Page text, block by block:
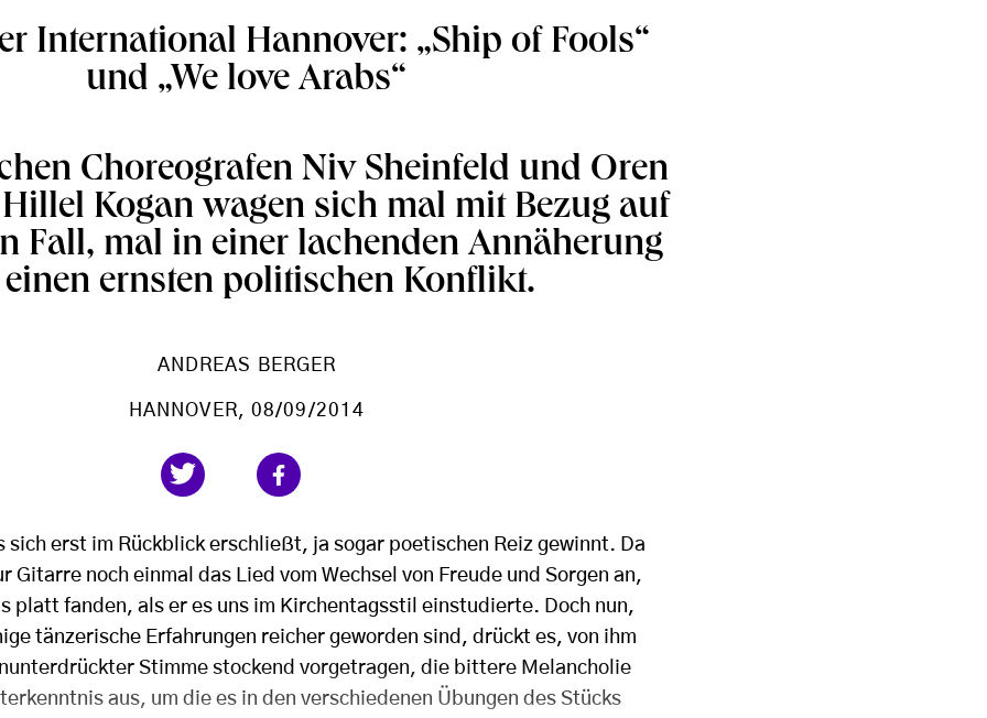
International Hannover: „Ship of Fools“
und „We love Arabs“
Choreografen Niv Sheinfeld und Oren
Kogan wagen sich mal mit Bezug auf
Fall, mal in einer lachenden Annäherung
ernsten politischen Konflikt.
ANDREAS BERGER
HANNOVER, 08/09/2014
sich erst im Rückblick erschließt, ja sogar poetischen Reiz gewinnt. Da
Gitarre noch einmal das Lied vom Wechsel von Freude und Sorgen an,
platt fanden, als er es uns im Kirchentagsstil einstudierte. Doch nun,
tänzerische Erfahrungen reicher geworden sind, drückt es, von ihm
Stimme stockend vorgetragen, die bittere Melancholie
aus, um die es in den verschiedenen Übungen des Stücks